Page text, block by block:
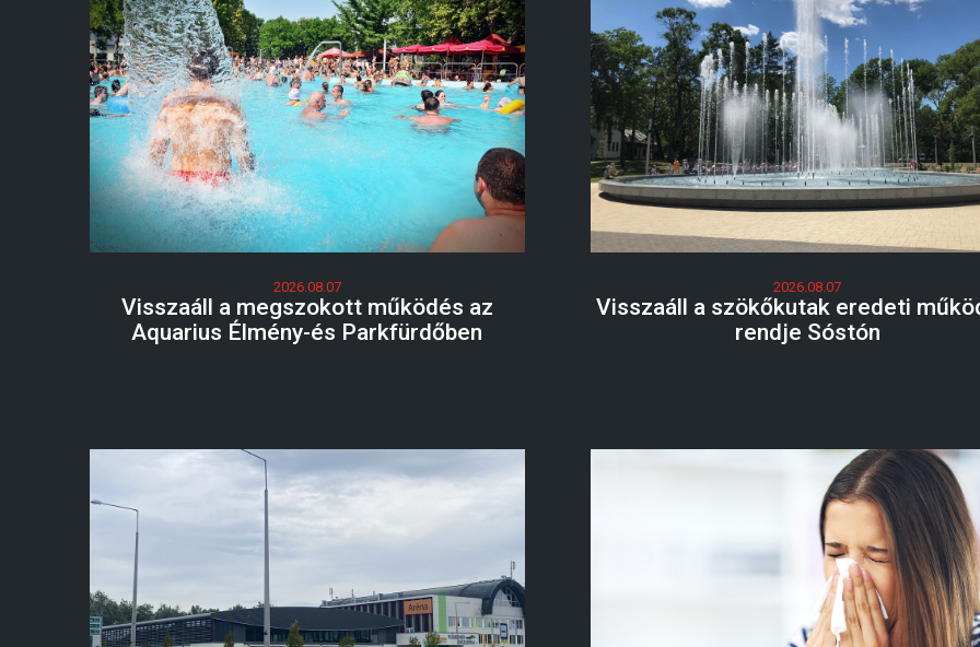
2026.08.07
Visszaáll a megszokott működés az
Aquarius Élmény-és Parkfürdőben
2026.08.07
Visszaáll a szökőkutak eredeti
rendje Sóstón